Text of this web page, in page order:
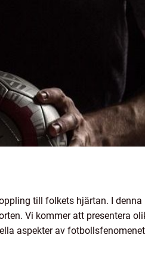
till folkets hjärtan. I
Vi kommer att presentera
aspekter av